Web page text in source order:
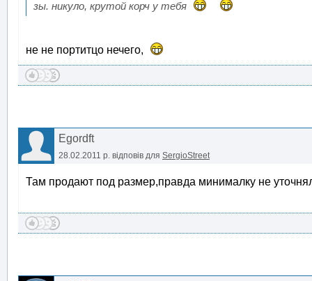
зы. никуло, крутой корч у тебя
не не портитцо нечего,
Egordft
28.02.2011 р. відповів для SergioStreet
Там продают под размер,правда минималку не